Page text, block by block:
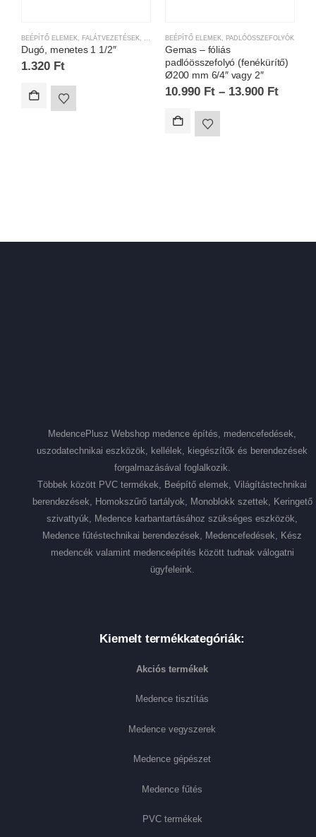
BEÉPÍTŐ ELEMEK FALÁTVEZETÉSEK MEDENCE TÉLIESÍTÉS
Dugó, menetes 1 1/2″
1.320 Ft
BEÉPÍTŐ ELEMEK PADLÓÖSSZEFOLYÓK
Gemas – fóliás
padlóösszefolyó (fenékürítő)
Ø200 mm 6/4″ vagy 2″
10.990 Ft – 13.900 Ft
MedencePlusz Webshop medence építés, medencefedések,
uszodatechnikai eszközök, kellélek, kiegészítők és berendezések
forgalmazásával foglalkozik.
Többek között PVC termékek, Beépítő elemek, Világítástechnikai
berendezések, Homokszűrő tartályok, Monoblokk szettek, Keringető
szivattyúk, Medence karbantartásához szükséges eszközök,
Medence fűtéstechnikai berendezések, Medencefedések, Kész
medencék valamint medenceépítés között tudnak válogatni
ügyfeleink.
Kiemelt termékkategóriák:
Akciós termékek
Medence tisztítás
Medence vegyszerek
Medence gépészet
Medence fűtés
PVC termékek